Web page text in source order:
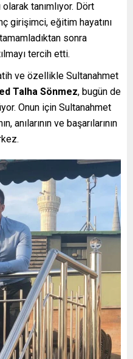
tanımlıyor. Dört
girişimci, eğitim hayatını
sonra
tercih etti.
ve özellikle Sultanahmet
Talha Sönmez, bugün de
Onun için Sultanahmet
anılarının ve başarılarının